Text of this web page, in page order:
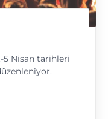
5 Nisan tarihleri